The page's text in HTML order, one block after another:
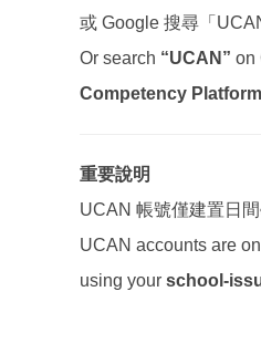
或 Google 搜尋「
Or search “UCAN” on
Competency
重要說明
UCAN 帳號僅建置日
UCAN accounts are
using your school-